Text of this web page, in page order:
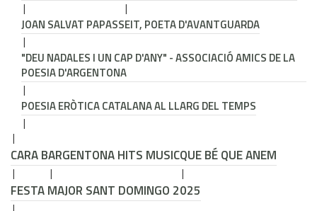
JOAN SALVAT PAPASSEIT, POETA D'AVANTGUARDA
"DEU NADALES I UN CAP D'ANY" - ASSOCIACIÓ AMICS DE LA
POESIA D'ARGENTONA
POESIA ERÒTICA CATALANA AL LLARG DEL TEMPS
CARA BARGENTONA HITS MUSICQUE BÉ QUE ANEM
FESTA MAJOR SANT DOMINGO 2025